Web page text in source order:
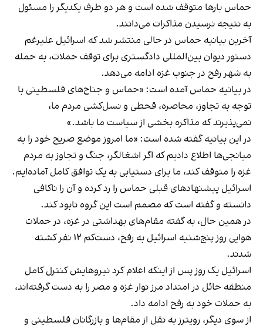
حماس بارها متوقف شده است و هر دو طرف یکدیگر را مسئول
به نتیجه نرسیدن مذاکرات می‌دانند.
آخرین بیانیه حماس در حالی منتشر شد که اسرائیل علی‎رغم
دستور دیوان بین‌المللی دادگستری برای توقف حملات، به حمله
به شهر رفح در جنوب غزه ادامه می‌دهد.
در بیانیه حماس آمده است: «حماس و جناح‌های فلسطینی با
توجه به تجاوز، محاصره، قحطی و نسل‌کشی مردم ما،
نمی‌پذیرند که مذاکره بخشی از سیاست ما باشد.»
در این بیانیه گفته شده است: «ما امروز موضع صریح خود را به
میانجی‌ها اطلاع دادیم که اگر اشغالگر، جنگ و تجاوز به مردم
غزه را متوقف کند، ما برای دستیابی به یک توافق کامل آماده‌ایم.
اسرائیل پیشنهادهای قبلی حماس را رد کرده و آن را ناکافی
دانسته و گفته است که مصمم است این گروه نابود کند.
در همین حال، به گفته مقام‌های بهداشتی در غزه، در حملات
هوایی روز پنج‌شنبه اسرائیل به رفح، دست‌کم ۱۲ نفر کشته
شدند.
اسرائیل یک روز پس از اینکه اعلام کرد نیروهایش کنترل کامل
منطقه حائل در امتداد مرز نوار غزه و مصر را به دست گرفته‌اند،
به حملات خود به رفح ادامه داد.
از سوی دیگر، رویترز به نقل از مقام‌ها و بازرگانان فلسطینی و